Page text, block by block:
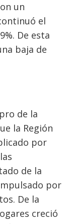
un
el
De esta
baja de
de la
la Región
por
de la
por
De la
creció